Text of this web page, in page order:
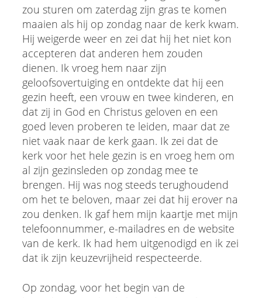
zou sturen om zaterdag zijn gras te komen
maaien als hij op zondag naar de kerk kwam.
Hij weigerde weer en zei dat hij het niet kon
accepteren dat anderen hem zouden
dienen. Ik vroeg hem naar zijn
geloofsovertuiging en ontdekte dat hij een
gezin heeft, een vrouw en twee kinderen, en
dat zij in God en Christus geloven en een
goed leven proberen te leiden, maar dat ze
niet vaak naar de kerk gaan. Ik zei dat de
kerk voor het hele gezin is en vroeg hem om
al zijn gezinsleden op zondag mee te
brengen. Hij was nog steeds terughoudend
om het te beloven, maar zei dat hij erover na
zou denken. Ik gaf hem mijn kaartje met mijn
telefoonnummer, e-mailadres en de website
van de kerk. Ik had hem uitgenodigd en ik zei
dat ik zijn keuzevrijheid respecteerde.
Op zondag, voor het begin van de